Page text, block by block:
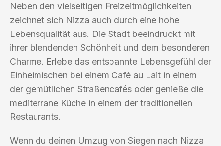
Neben den vielseitigen Freizeitmöglichkeiten
zeichnet sich Nizza auch durch eine hohe
Lebensqualität aus. Die Stadt beeindruckt mit
ihrer blendenden Schönheit und dem besonderen
Charme. Erlebe das entspannte Lebensgefühl der
Einheimischen bei einem Café au Lait in einem
der gemütlichen Straßencafés oder genieße die
mediterrane Küche in einem der traditionellen
Restaurants.
Wenn du deinen Umzug von Siegen nach Nizza